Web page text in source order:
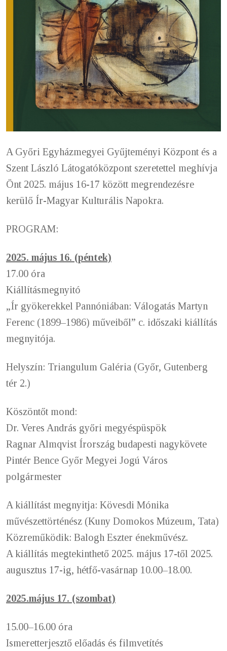
A Győri Egyházmegyei Gyűjteményi Központ és a
Szent László Látogatóközpont szeretettel meghívja
Önt 2025. május 16-17 között megrendezésre
kerülő Ír-Magyar Kulturális Napokra.
PROGRAM:
2025. május 16. (péntek)
17.00 óra
Kiállításmegnyitó
„Ír gyökerekkel Pannóniában: Válogatás Martyn
Ferenc (1899–1986) műveiből” c. időszaki kiállítás
megnyitója.
Helyszín: Triangulum Galéria (Győr, Gutenberg
tér 2.)
Köszöntőt mond:
Dr. Veres András győri megyéspüspök
Ragnar Almqvist Írország budapesti nagykövete
Pintér Bence Győr Megyei Jogú Város
polgármester
A kiállítást megnyitja: Kövesdi Mónika
művészettörténész (Kuny Domokos Múzeum, Tata)
Közreműködik: Balogh Eszter énekművész.
A kiállítás megtekinthető 2025. május 17-től 2025.
augusztus 17-ig, hétfő-vasárnap 10.00–18.00.
2025.május 17. (szombat)
15.00–16.00 óra
Ismeretterjesztő előadás és filmvetítés